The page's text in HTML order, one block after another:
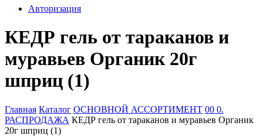
Авторизация
КЕДР гель от тараканов и
муравьев Органик 20г
шприц (1)
Главная Каталог ОСНОВНОЙ АССОРТИМЕНТ 00 0.
РАСПРОДАЖА КЕДР гель от тараканов и муравьев Органик
20г шприц (1)